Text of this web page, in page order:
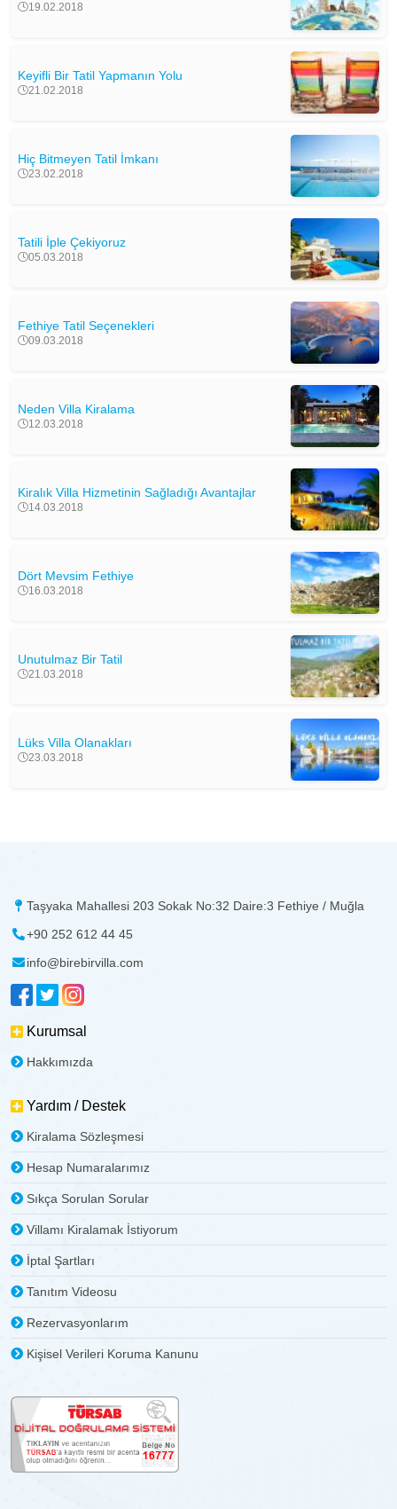
19.02.2018
Keyifli Bir Tatil Yapmanın Yolu
21.02.2018
Hiç Bitmeyen Tatil İmkanı
23.02.2018
Tatili İple Çekiyoruz
05.03.2018
Fethiye Tatil Seçenekleri
09.03.2018
Neden Villa Kiralama
12.03.2018
Kiralık Villa Hizmetinin Sağladığı Avantajlar
14.03.2018
Dört Mevsim Fethiye
16.03.2018
Unutulmaz Bir Tatil
21.03.2018
Lüks Villa Olanakları
23.03.2018
Taşyaka Mahallesi 203 Sokak No:32 Daire:3 Fethiye / Muğla
+90 252 612 44 45
info@birebirvilla.com
Kurumsal
Hakkımızda
Yardım / Destek
Kiralama Sözleşmesi
Hesap Numaralarımız
Sıkça Sorulan Sorular
Villamı Kiralamak İstiyorum
İptal Şartları
Tanıtım Videosu
Rezervasyonlarım
Kişisel Verileri Koruma Kanunu